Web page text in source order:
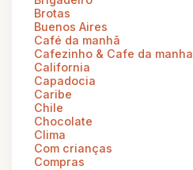
Brotas
Buenos Aires
Café da manhã
Cafezinho & Cafe da manha
California
Capadocia
Caribe
Chile
Chocolate
Clima
Com crianças
Compras